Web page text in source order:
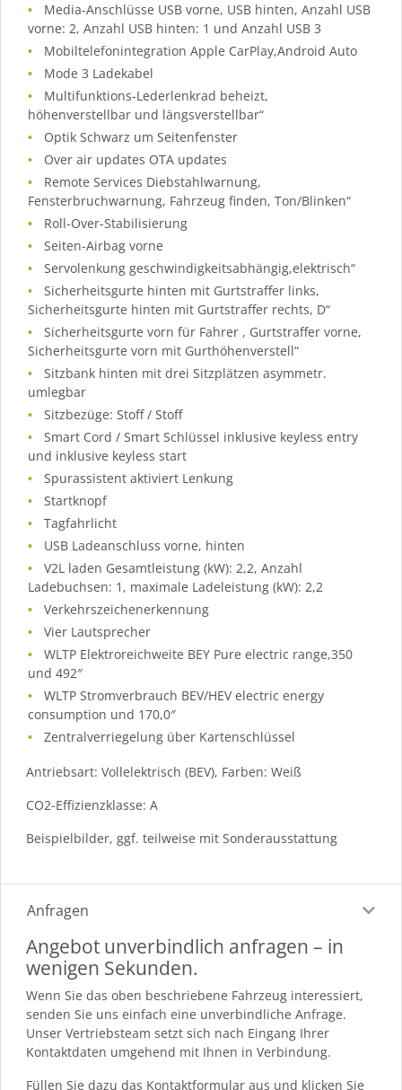
Media-Anschlüsse USB vorne, USB hinten, Anzahl USB
vorne: 2, Anzahl USB hinten: 1 und Anzahl USB 3
Mobiltelefonintegration Apple CarPlay,Android Auto
Mode 3 Ladekabel
Multifunktions-Lederlenkrad beheizt,
höhenverstellbar und längsverstellbar“
Optik Schwarz um Seitenfenster
Over air updates OTA updates
Remote Services Diebstahlwarnung,
Fensterbruchwarnung, Fahrzeug finden, Ton/Blinken“
Roll-Over-Stabilisierung
Seiten-Airbag vorne
Servolenkung geschwindigkeitsabhängig,elektrisch“
Sicherheitsgurte hinten mit Gurtstraffer links,
Sicherheitsgurte hinten mit Gurtstraffer rechts, D“
Sicherheitsgurte vorn für Fahrer , Gurtstraffer vorne,
Sicherheitsgurte vorn mit Gurthöhenverstell“
Sitzbank hinten mit drei Sitzplätzen asymmetr.
umlegbar
Sitzbezüge: Stoff / Stoff
Smart Cord / Smart Schlüssel inklusive keyless entry
und inklusive keyless start
Spurassistent aktiviert Lenkung
Startknopf
Tagfahrlicht
USB Ladeanschluss vorne, hinten
V2L laden Gesamtleistung (kW): 2,2, Anzahl
Ladebuchsen: 1, maximale Ladeleistung (kW): 2,2
Verkehrszeichenerkennung
Vier Lautsprecher
WLTP Elektroreichweite BEY Pure electric range,350
und 492″
WLTP Stromverbrauch BEV/HEV electric energy
consumption und 170,0″
Zentralverriegelung über Kartenschlüssel
Antriebsart: Vollelektrisch (BEV), Farben: Weiß
CO2-Effizienzklasse: A
Beispielbilder, ggf. teilweise mit Sonderausstattung
Anfragen
Angebot unverbindlich anfragen – in
wenigen Sekunden.
Wenn Sie das oben beschriebene Fahrzeug interessiert,
senden Sie uns einfach eine unverbindliche Anfrage.
Unser Vertriebsteam setzt sich nach Eingang Ihrer
Kontaktdaten umgehend mit Ihnen in Verbindung.
Füllen Sie dazu das Kontaktformular aus und klicken Sie